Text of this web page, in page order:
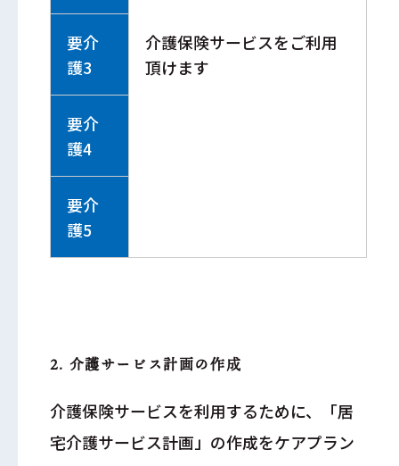
介護保険サービスをご利用
頂けます
要介
護3
要介
護4
要介
護5
2. 介護サービス計画の作成
介護保険サービスを利用するために、「居
宅介護サービス計画」の作成をケアプラン